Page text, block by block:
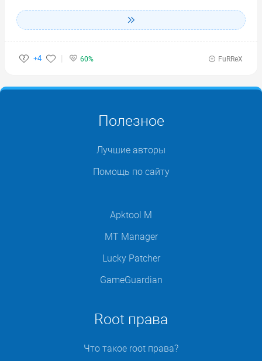
+4 60% FuRReX
Полезное
Лучшие авторы
Помощь по сайту
Apktool M
MT Manager
Lucky Patcher
GameGuardian
Root права
Что такое root права?